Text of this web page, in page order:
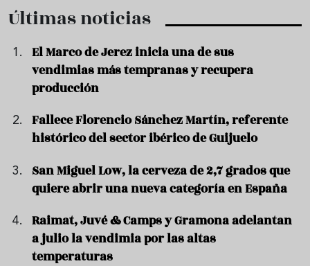
Últimas noticias
El Marco de Jerez inicia una de sus
vendimias más tempranas y recupera
producción
Fallece Florencio Sánchez Martín, referente
histórico del sector ibérico de Guijuelo
San Miguel Low, la cerveza de 2,7 grados que
quiere abrir una nueva categoría en España
Raimat, Juvé & Camps y Gramona adelantan
a julio la vendimia por las altas
temperaturas